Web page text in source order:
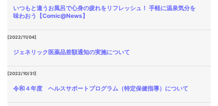
いつもと違うお風呂で心身の疲れをリフレッシュ！ 手軽に温泉気分を
味わおう【Comic@News】
[2022/11/04]
ジェネリック医薬品差額通知の実施について
[2022/10/31]
令和４年度 ヘルスサポートプログラム（特定保健指導）について